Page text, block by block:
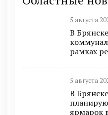
5 августа
В
рамках
5 августа
В
ярмарок